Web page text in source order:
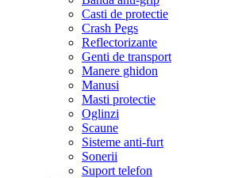
Casti de protectie
Crash Pegs
Reflectorizante
Genti de transport
Manere ghidon
Manusi
Masti protectie
Oglinzi
Scaune
Sisteme anti-furt
Sonerii
Suport telefon